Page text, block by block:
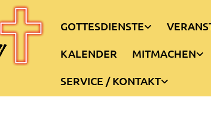
GOTTESDIENSTE
KALENDER
MITMACHEN
SERVICE / KONTAKT